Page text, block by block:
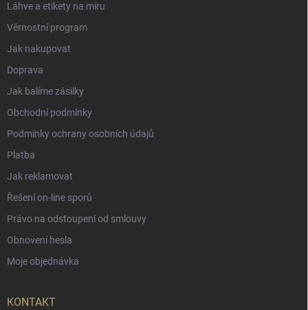
Láhve a etikety na míru
Věrnostní program
Jak nakupovat
Doprava
Jak balíme zásilky
Obchodní podmínky
Podmínky ochrany osobních údajů
Platba
Jak reklamovat
Řešení on-line sporů
Právo na odstoupení od smlouvy
Obnovení hesla
Moje objednávka
KONTAKT